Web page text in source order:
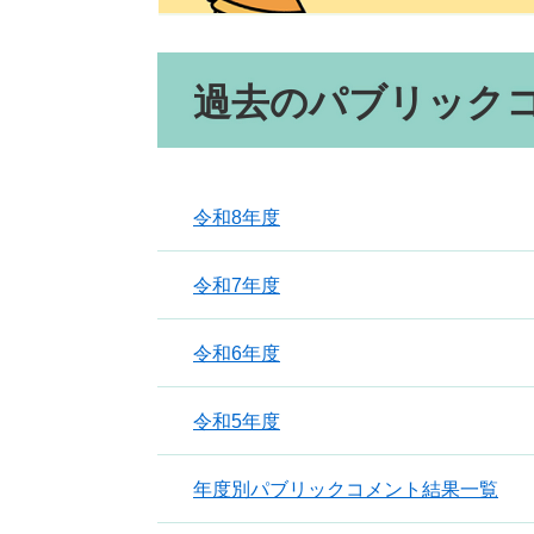
過去のパブリック
令和8年度
令和7年度
令和6年度
令和5年度
年度別パブリックコメント結果一覧